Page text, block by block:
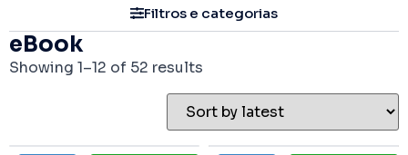
Filtros e categorias
eBook
Showing 1–12 of 52 results